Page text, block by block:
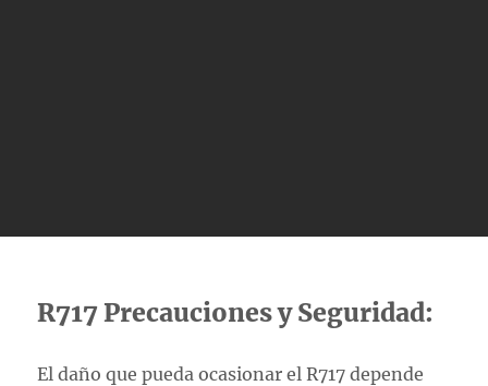
R717 Precauciones y Seguridad:
El daño que pueda ocasionar el R717 depende